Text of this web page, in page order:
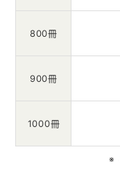
800冊
900冊
1000冊